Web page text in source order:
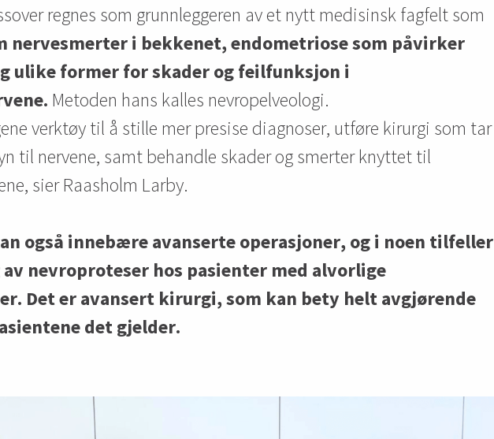
regnes som grunnleggeren av et nytt medisinsk fagfelt som
nervesmerter i bekkenet, endometriose som påvirker
ulike former for skader og feilfunksjon i
Metoden hans kalles nevropelveologi.
verktøy til å stille mer presise diagnoser, utføre kirurgi som tar
til nervene, samt behandle skader og smerter knyttet til
sierRaasholm Larby.
også innebære avanserte operasjoner, og i noen tilfeller
nevroproteser hos pasienter med alvorlige
Det er avansert kirurgi, som kan bety helt avgjørende
det gjelder.